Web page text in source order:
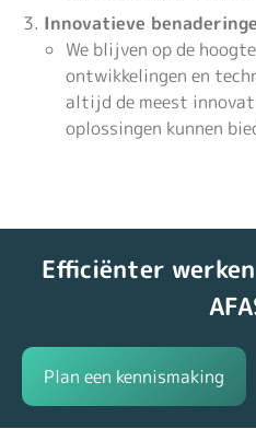
Innovatieve
We blijven op de
ontwikkelingen en
altijd de meest
oplossingen kunnen
Efficiënter
Plan een kennismaking